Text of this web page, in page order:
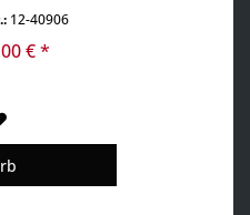
mit Kontrollleuchte
einstellbar Anschluß:
12-40906
€ *